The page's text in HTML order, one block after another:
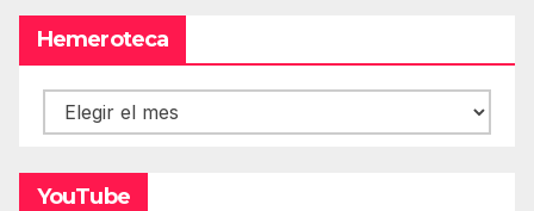
Hemeroteca
Hemeroteca
YouTube